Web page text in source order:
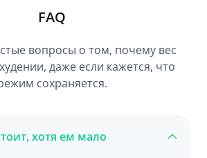
FAQ
вопросы о том, почему вес
даже если кажется, что
сохраняется.
хотя ем мало